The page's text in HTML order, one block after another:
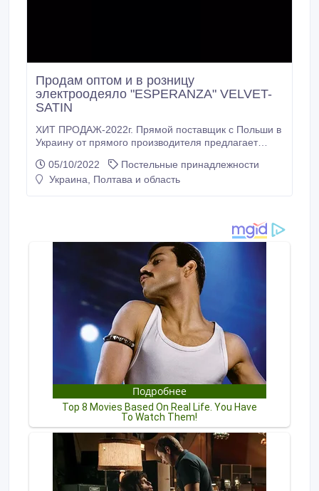
Продам оптом и в розницу
электроодеяло "ESPERANZA" VELVET-
SATIN
ХИТ ПРОДАЖ-2022г. Прямой поставщик с Польши в
Украину от прямого производителя предлагает
электропроводность"ESPERANZA" цвета: белый,
голубой. ESPERANZA EHB001 (голубая). Цена - 800
05/10/2022
Постельные принадлежности
Украина, Полтава и область